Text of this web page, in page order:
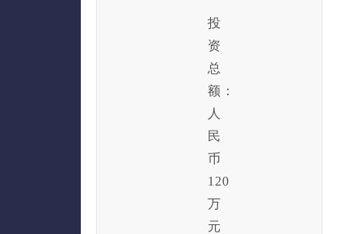
投
资
总
额：
人
民
币
120
万
元